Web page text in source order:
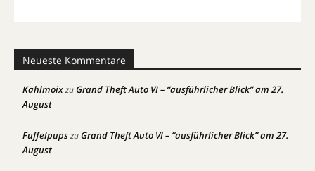
Neueste Kommentare
KahlmoixzuGrand Theft Auto VI – “ausführlicher Blick” am 27.
August
FuffelpupszuGrand Theft Auto VI – “ausführlicher Blick” am 27.
August